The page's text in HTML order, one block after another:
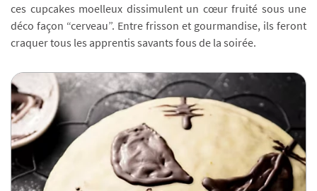
ces cupcakes moelleux dissimulent un cœur fruité sous une
déco façon “cerveau”. Entre frisson et gourmandise, ils feront
craquer tous les apprentis savants fous de la soirée.